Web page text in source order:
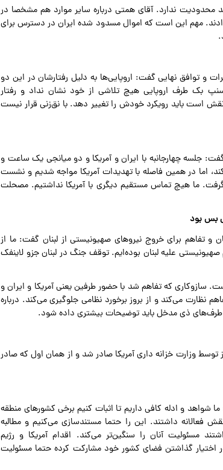
محدودیت ندارد. آقای همتی درباره سایر موارد هم مشخصا در
مهم این است که اموال مسدود شده ایران در دسترس برای
و توافق نهایی گفت: اروپایی‌ها به دلیل رفتارشان در این دو
بک طرف اروپایی هیچ تلاشی از خود نشان نداد و رفتار
نقش است باید رویکرد خودش را تغییر دهد. با نق‌زنی قرار نیست
جلسه چهارجانبه با ایران و آمریکا و دو میانجی یک ساعت و
اما در همین فاصله با تهدیدات آمریکا مواجه شدیم و نشست
ما هیچ تماس مستقیم دیگری با آمریکا نداشتیم. مصحلت
بس بود
و تفاهم برای خروج نیروهای صهیونیستی از لبنان گفت: ما از
علیه لبنان بوده‌ایم. توقف جنگ در لبنان جزو لاینفک
سازوکاری که تفاهم شد با حضور طرفین یعنی آمریکا و ایران و
نظارت می‌کند و از بروز برخورد نظامی جلوگیری می‌کند. درباره
طرف‌های ذی مدخل باید توضیحات بیشتری داده شود.
وزارت خزانه داری آمریکا صادر شد و از همان اول که صادر
شواهد و ادله کافی داریم تا اثبات کنیم برخی کشورهای منطقه
فعالانه داشتند. این را حتما مستندسازی می‌کنیم و مطالبه
مسئولیت آنان را سنگین‌تر می‌کند. اقدام آمریکا و رژیم
اختیار گذاشتن فضای کشور خود مشارکت کرده حتما مسئولیت